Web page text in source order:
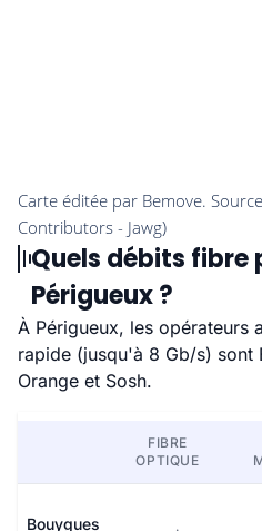
Quels débits
Périgueux ?
À Périgueux, les opérateurs
rapide (jusqu'à 8 Gb/s) sont
Orange et Sosh.
FIBRE
OPTIQUE
Bouygues